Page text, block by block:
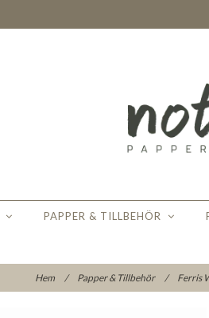
PAPPER & TILLBEHÖR
Hem / Papper & Tillbehör / Ferris